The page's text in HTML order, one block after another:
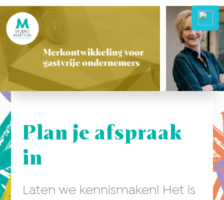
Plan je afspraak
in
Laten we kennismaken! Het is